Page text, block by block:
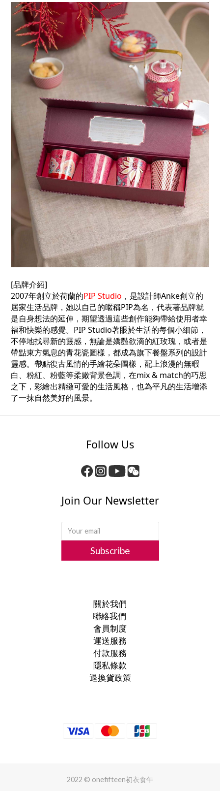
[品牌介紹]
2007年創立於荷蘭的PIP Studio ，是設計師Anke創立的
居家生活品牌，她以自己的暱稱PIP為名，代表著品牌就
是自身想法的延伸，期望透過這些創作能夠帶給使用者幸
福和快樂的感覺。PIP Studio著眼於生活的每個小細節，
不停地找尋新的靈感，無論是嬌豔欲滴的紅玫瑰，或者是
帶點東方氣息的青花瓷圖樣，都成為旗下餐盤系列的設計
靈感。帶點復古風情的手繪花朵圖樣，配上浪漫的無暇
白、粉紅、粉藍等柔嫩背景色調，在mix & match的巧思
之下，彩繪出精緻可愛的生活風格，也為平凡的生活增添
了一抹自然美好的風景。
Follow Us
Join Our Newsletter
Subscribe
關於我們
聯絡我們
會員制度
運送服務
付款服務
隱私條款
退換貨政策
2022 © onefifteen初衣食午